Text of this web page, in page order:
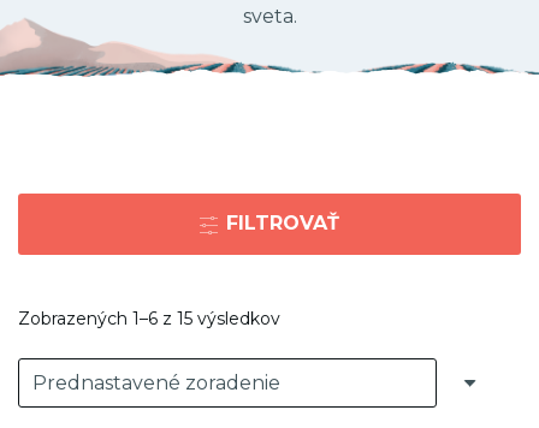
sveta.
FILTROVAŤ
Zobrazených 1–6 z 15 výsledkov